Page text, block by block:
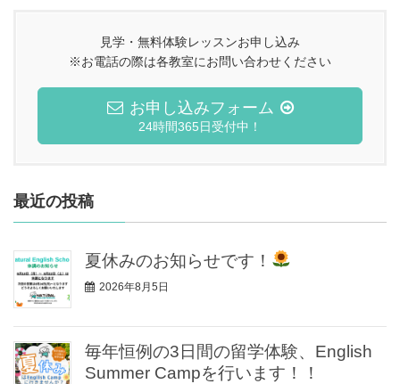
見学・無料体験レッスンお申し込み
※お電話の際は各教室にお問い合わせください
お申し込みフォーム
24時間365日受付中！
最近の投稿
夏休みのお知らせです！
2026年8月5日
毎年恒例の3日間の留学体験、English
Summer Campを行います！！